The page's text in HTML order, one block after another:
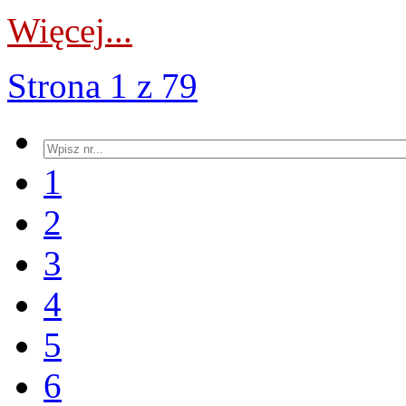
Więcej...
Strona 1 z 79
1
2
3
4
5
6